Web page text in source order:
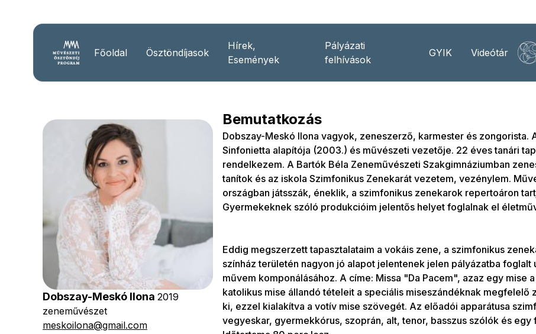
Főoldal Ösztöndíjasok
Hírek,
Események
Pályázati
felhívások
GYIK Videótár
Dobszay-Meskó Ilona 2019
zeneművészet
meskoilona@gmail.com
Bemutatkozás
Dobszay-Meskó Ilona vagyok, zeneszerző, karmester és zongorista.
Sinfonietta alapítója (2003.) és művészeti vezetője. 22 éves tanári
rendelkezem. A Bartók Béla Zeneművészeti Szakgimnáziumban
tanítok és az iskola Szimfonikus Zenekarát vezetem, vezénylem.
országban játsszák, éneklik, a szimfonikus zenekarok repertoáron
Gyermekeknek szóló produkcióim jelentős helyet foglalnak el
Eddig megszerzett tapasztalataim a vokáis zene, a szimfonikus
színház területén nagyon jó alapot jelentenek jelen pályázatba foglalt
művem komponálásához. A címe: Missa "Da Pacem", azaz egy mise
katolikus mise állandó tételeit a speciális miseszándéknak megfelelő
ki, ezzel kialakítva a votív mise szövegét. Az előadói apparátusa
vegyeskar, gyermekkórus, szoprán, alt, tenor, basszus szólók és egy